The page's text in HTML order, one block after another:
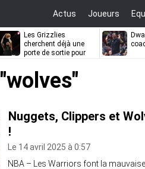
Actus Joueurs
Les Grizzlies
cherchent déjà une
porte de sortie pour
"wolves"
Nuggets, Clippers et
!
Le 14 avril 2025 à 0:57
NBA – Les Warriors font la